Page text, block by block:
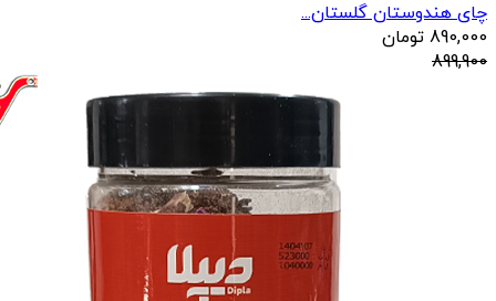
چای هندوستان گلستان...
890,000 تومان
899,900